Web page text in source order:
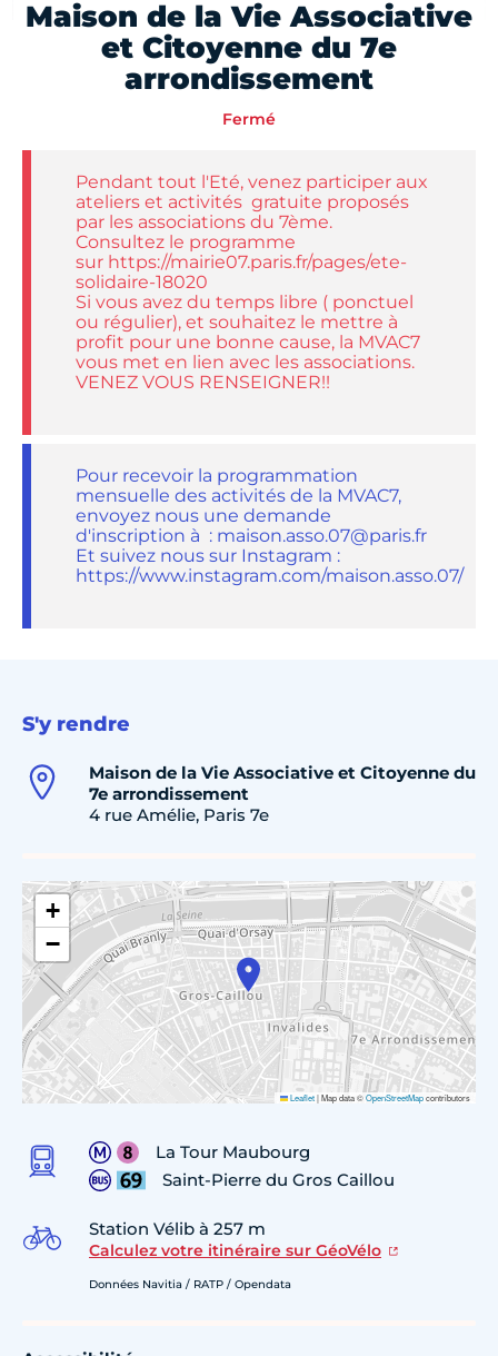
Maison de la Vie Associative
et Citoyenne du 7e
arrondissement
Fermé
Pendant tout l'Eté, venez participer aux
ateliers et activités gratuite proposés
par les associations du 7ème.
Consultez le programme
sur https://mairie07.paris.fr/pages/ete-
solidaire-18020
Si vous avez du temps libre ( ponctuel
ou régulier), et souhaitez le mettre à
profit pour une bonne cause, la MVAC7
vous met en lien avec les associations.
VENEZ VOUS RENSEIGNER!!
Pour recevoir la programmation
mensuelle des activités de la MVAC7,
envoyez nous une demande
d'inscription à : maison.asso.07@paris.fr
Et suivez nous sur Instagram :
https://www.instagram.com/maison.asso.07/
S'y rendre
Maison de la Vie Associative et Citoyenne du
7e arrondissement
4 rue Amélie, Paris 7e
+
−
Leaflet|Map data ©OpenStreetMapcontributors
La Tour Maubourg
Saint-Pierre du Gros Caillou
Station Vélib à 257 m
Calculez votre itinéraire sur GéoVélo
Données Navitia / RATP / Opendata